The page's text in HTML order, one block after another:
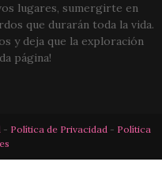
lugares, sumergirte en
que durarán toda la vida.
y deja que la exploración
página!
- Política de Privacidad - Política